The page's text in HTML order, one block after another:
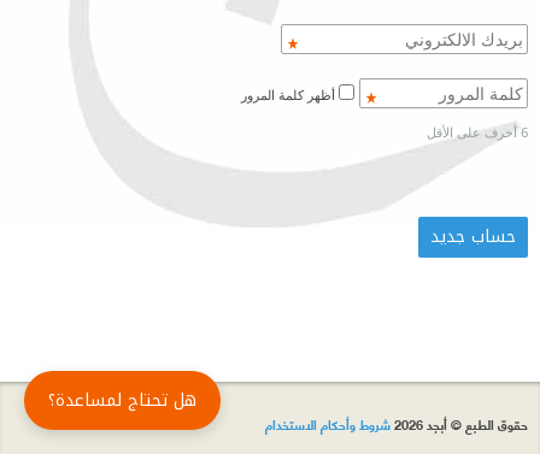
6 أحرف على الأقل
حقوق الطبع © أبجد 2026 شروط وأحكام الاستخدام
هل تحتاج لمساعدة؟